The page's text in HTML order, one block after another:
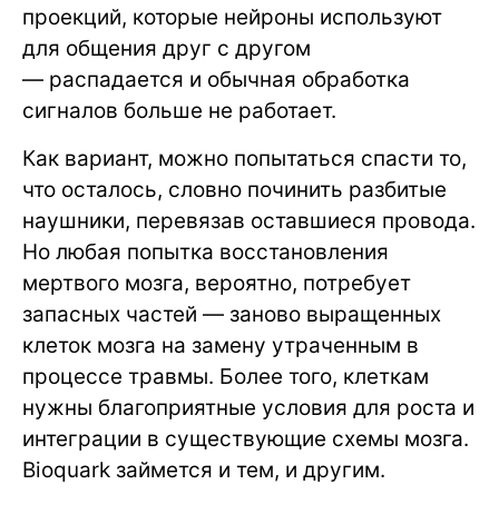
проекций, которые нейроны используют
для общения друг с другом
— распадается и обычная обработка
сигналов больше не работает.
Как вариант, можно попытаться спасти то,
что осталось, словно починить разбитые
наушники, перевязав оставшиеся провода.
Но любая попытка восстановления
мертвого мозга, вероятно, потребует
запасных частей — заново выращенных
клеток мозга на замену утраченным в
процессе травмы. Более того, клеткам
нужны благоприятные условия для роста и
интеграции в существующие схемы мозга.
Bioquark займется и тем, и другим.